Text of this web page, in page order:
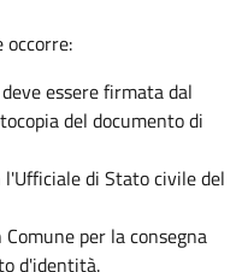
occorre:
essere firmata dal
del documento di
di Stato civile del
per la consegna
d'identità.